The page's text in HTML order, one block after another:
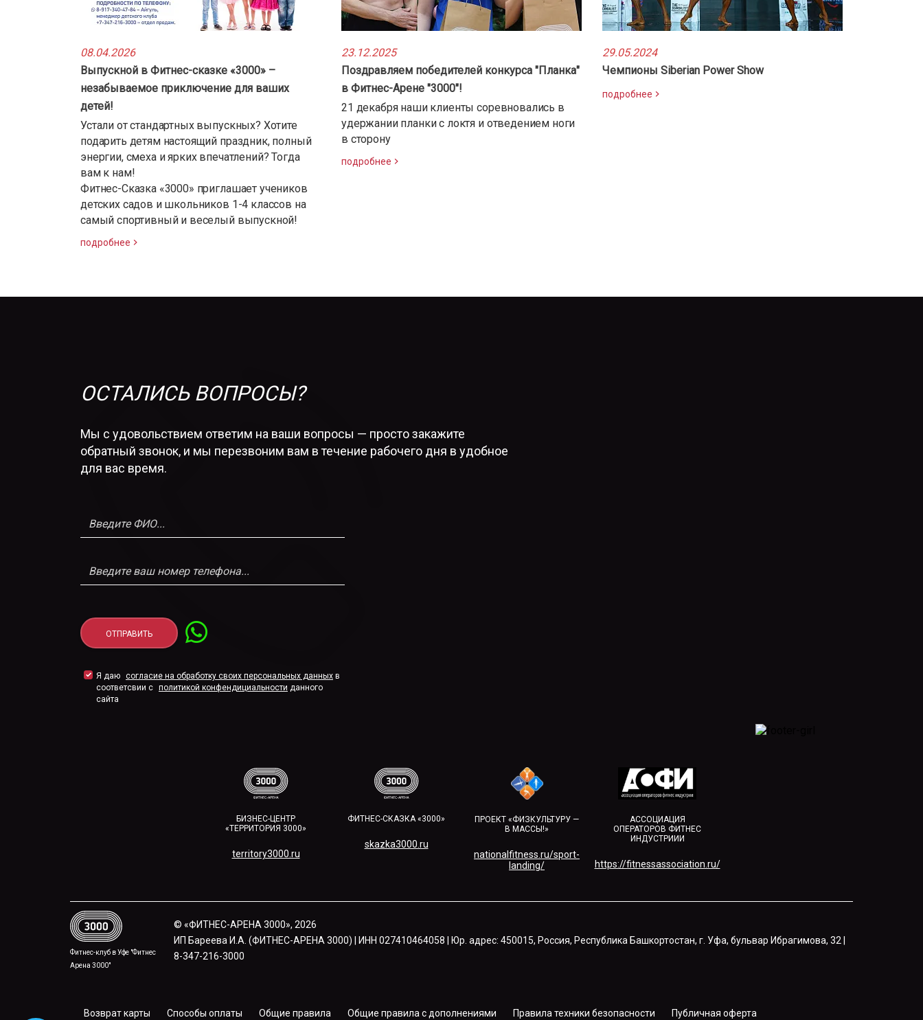
08.04.2026
Выпускной в Фитнес-сказке «3000» –
незабываемое приключение для ваших
детей!
Устали от стандартных выпускных? Хотите
подарить детям настоящий праздник, полный
энергии, смеха и ярких впечатлений? Тогда
вам к нам!
Фитнес-Сказка «3000» приглашает учеников
детских садов и школьников 1-4 классов на
самый спортивный и веселый выпускной!
подробнее
23.12.2025
Поздравляем победителей конкурса "Планка"
в Фитнес-Арене "3000"!
21 декабря наши клиенты соревновались в
удержании планки с локтя и отведением ноги
в сторону
подробнее
29.05.2024
Чемпионы Siberian Power Show
подробнее
ОСТАЛИСЬ ВОПРОСЫ?
Мы с удовольствием ответим на ваши вопросы — просто закажите
обратный звонок, и мы перезвоним вам в течение рабочего дня в удобное
для вас время.
Я даю согласие на обработку своих персональных данных в
соответсвии с политикой конфендициальности данного
сайта
БИЗНЕС-ЦЕНТР
«ТЕРРИТОРИЯ 3000»
territory3000.ru​
ФИТНЕС-СКАЗКА «3000»
skazka3000.ru
ПРОЕКТ «ФИЗКУЛЬТУРУ —
В МАССЫ!»
nationalfitness.ru/sport-
landing/
АССОЦИАЦИЯ
ОПЕРАТОРОВ ФИТНЕС
ИНДУСТРИИИ
https://fitnessassociation.ru/
Фитнес-клуб в Уфе "Фитнес
Арена 3000"
© «ФИТНЕС-АРЕНА 3000», 2026
ИП Бареева И.А. (ФИТНЕС-АРЕНА 3000) | ИНН 027410464058 | Юр. адрес: 450015, Россия, Республика Башкортостан, г. Уфа, бульвар Ибрагимова, 32 |
8-347-216-3000
Возврат карты Способы оплаты Общие правила Общие правила с дополнениями Правила техники безопасности Публичная оферта